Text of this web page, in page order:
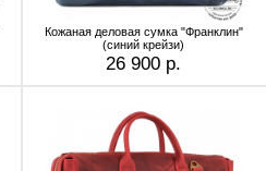
Кожаная деловая сумка "Франклин"
(синий крейзи)
26 900 р.